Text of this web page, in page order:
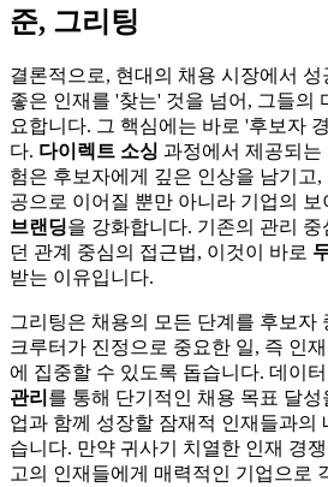
준, 그리팅
결론적으로, 현대의 채용 시장에서 성
좋은 인재를 '찾는' 것을 넘어, 그들의
요합니다. 그 핵심에는 바로 '후보자
다. 다이렉트 소싱 과정에서 제공되는
험은 후보자에게 깊은 인상을 남기고
공으로 이어질 뿐만 아니라 기업의 보
브랜딩을 강화합니다. 기존의 관리 중
던 관계 중심의 접근법, 이것이 바로
받는 이유입니다.
그리팅은 채용의 모든 단계를 후보자
크루터가 진정으로 중요한 일, 즉 인
에 집중할 수 있도록 돕습니다. 데이
관리 를 통해 단기적인 채용 목표 달성
업과 함께 성장할 잠재적 인재들과의
습니다. 만약 귀사기 치열한 인재 경
고의 인재들에게 매력적인 기업으로